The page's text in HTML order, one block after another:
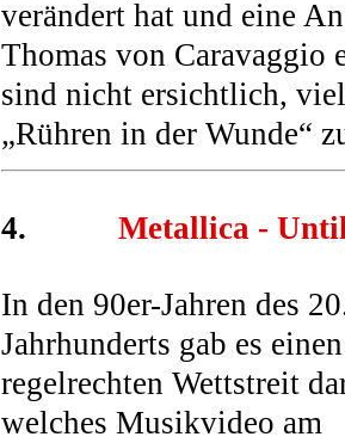
verändert hat und eine
Thomas von Caravaggio
sind nicht ersichtlich,
„Rühren in der Wunde“
4. Metallica -
In den 90er-Jahren des
Jahrhunderts gab es einen
regelrechten Wettstreit
welches Musikvideo am